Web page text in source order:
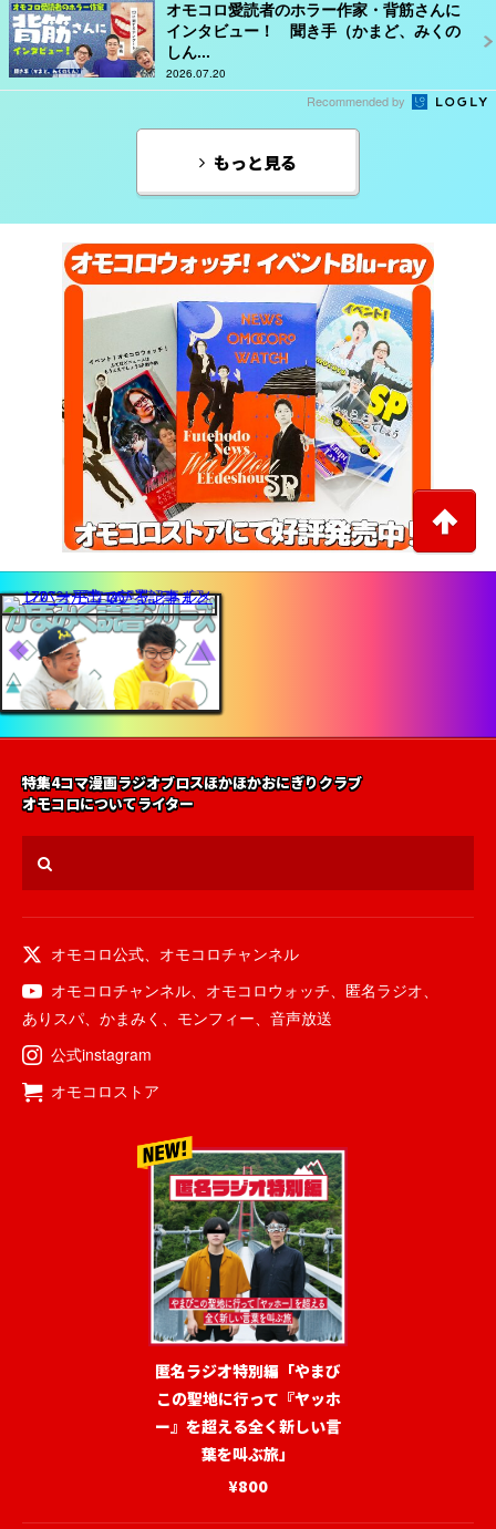
オモコロ愛読者のホラー作家・背筋さんに
インタビュー！ 聞き手（かまど、みくの
しん...
2026.07.20
Recommended by
もっと見る
特集4コマ漫画ラジオブロスほかほかおにぎりクラブ
オモコロについてライター
オモコロ公式、 オモコロチャンネル
オモコロチャンネル、 オモコロウォッチ、 匿名ラジオ、
ありスパ、 かまみく 、 モンフィー、 音声放送
公式instagram
オモコロストア
匿名ラジオ特別編「やまび
この聖地に行って『ヤッホ
ー』を超える全く新しい言
葉を叫ぶ旅」
¥800